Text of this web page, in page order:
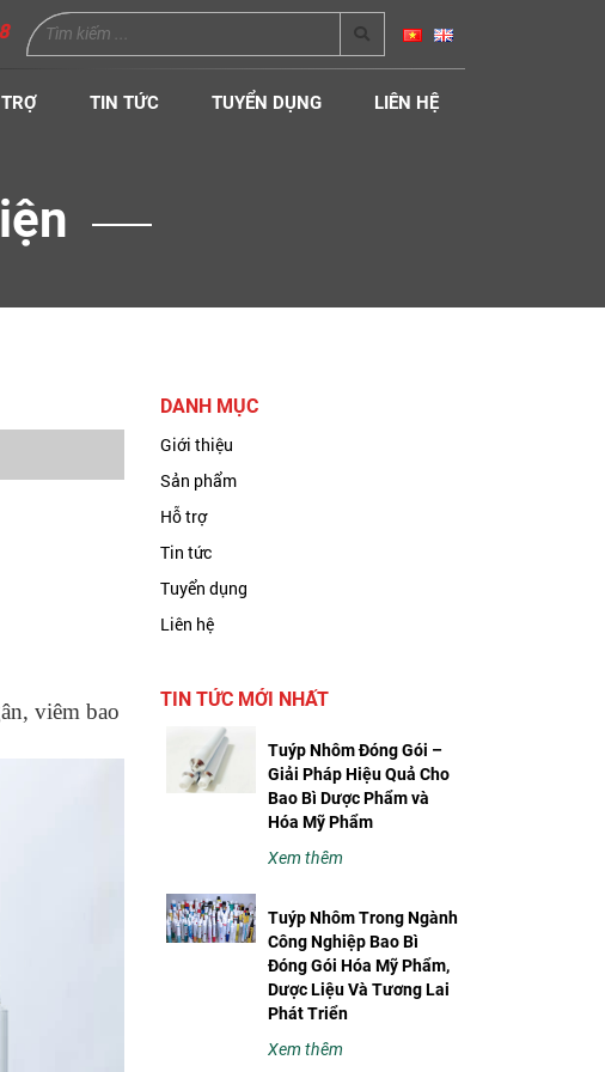
TIN TỨC TUYỂN DỤNG LIÊN HỆ
viêm bao
DANH MỤC
Giới thiệu
Sản phẩm
Hỗ trợ
Tin tức
Tuyển dụng
Liên hệ
TIN TỨC MỚI NHẤT
Tuýp Nhôm Đóng Gói –
Giải Pháp Hiệu Quả Cho
Bao Bì Dược Phẩm và
Hóa Mỹ Phẩm
Xem thêm
Tuýp Nhôm Trong Ngành
Công Nghiệp Bao Bì
Đóng Gói Hóa Mỹ Phẩm,
Dược Liệu Và Tương Lai
Phát Triển
Xem thêm